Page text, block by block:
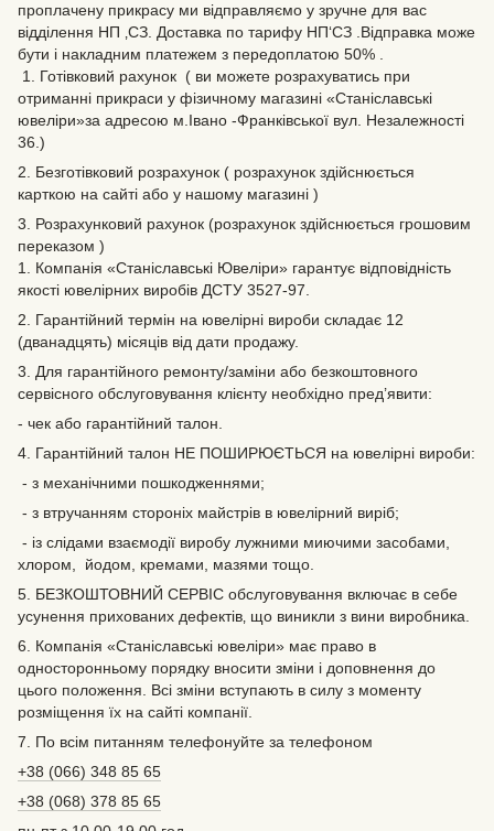
проплачену прикрасу ми відправляємо у зручне для вас
відділення НП ‚СЗ. Доставка по тарифу НП‘СЗ .Відправка може
бути і накладним платежем з передоплатою 50% .
1. Готівковий рахунок ( ви можете розрахуватись при
отриманні прикраси у фізичному магазині «Станіславські
ювеліри»за адресою м.Івано -Франківської вул. Незалежності
36.)
2. Безготівковий розрахунок ( розрахунок здійснюється
карткою на сайті або у нашому магазині )
3. Розрахунковий рахунок (розрахунок здійснюється грошовим
переказом )
1. Компанія «Станіславські Ювеліри» гарантує відповідність
якості ювелірних виробів ДСТУ 3527-97.
2. Гарантійний термін на ювелірні вироби складає 12
(дванадцять) місяців від дати продажу.
3. Для гарантійного ремонту/заміни або безкоштовного
сервісного обслуговування клієнту необхідно пред’явити:
- чек або гарантійний талон.
4. Гарантійний талон НЕ ПОШИРЮЄТЬСЯ на ювелірні вироби:
- з механічними пошкодженнями;
- з втручанням стороніх майстрів в ювелірний виріб;
- із слідами взаємодії виробу лужними миючими засобами,
хлором, йодом, кремами, мазями тощо.
5. БЕЗКОШТОВНИЙ СЕРВІС обслуговування включає в себе
усунення прихованих дефектів‚ що виникли з вини виробника.
6. Компанія «Станіславські ювеліри» має право в
односторонньому порядку вносити зміни і доповнення до
цього положення. Всі зміни вступають в силу з моменту
розміщення їх на сайті компанії.
7. По всім питанням телефонуйте за телефоном
+38 (066) 348 85 65
+38 (068) 378 85 65